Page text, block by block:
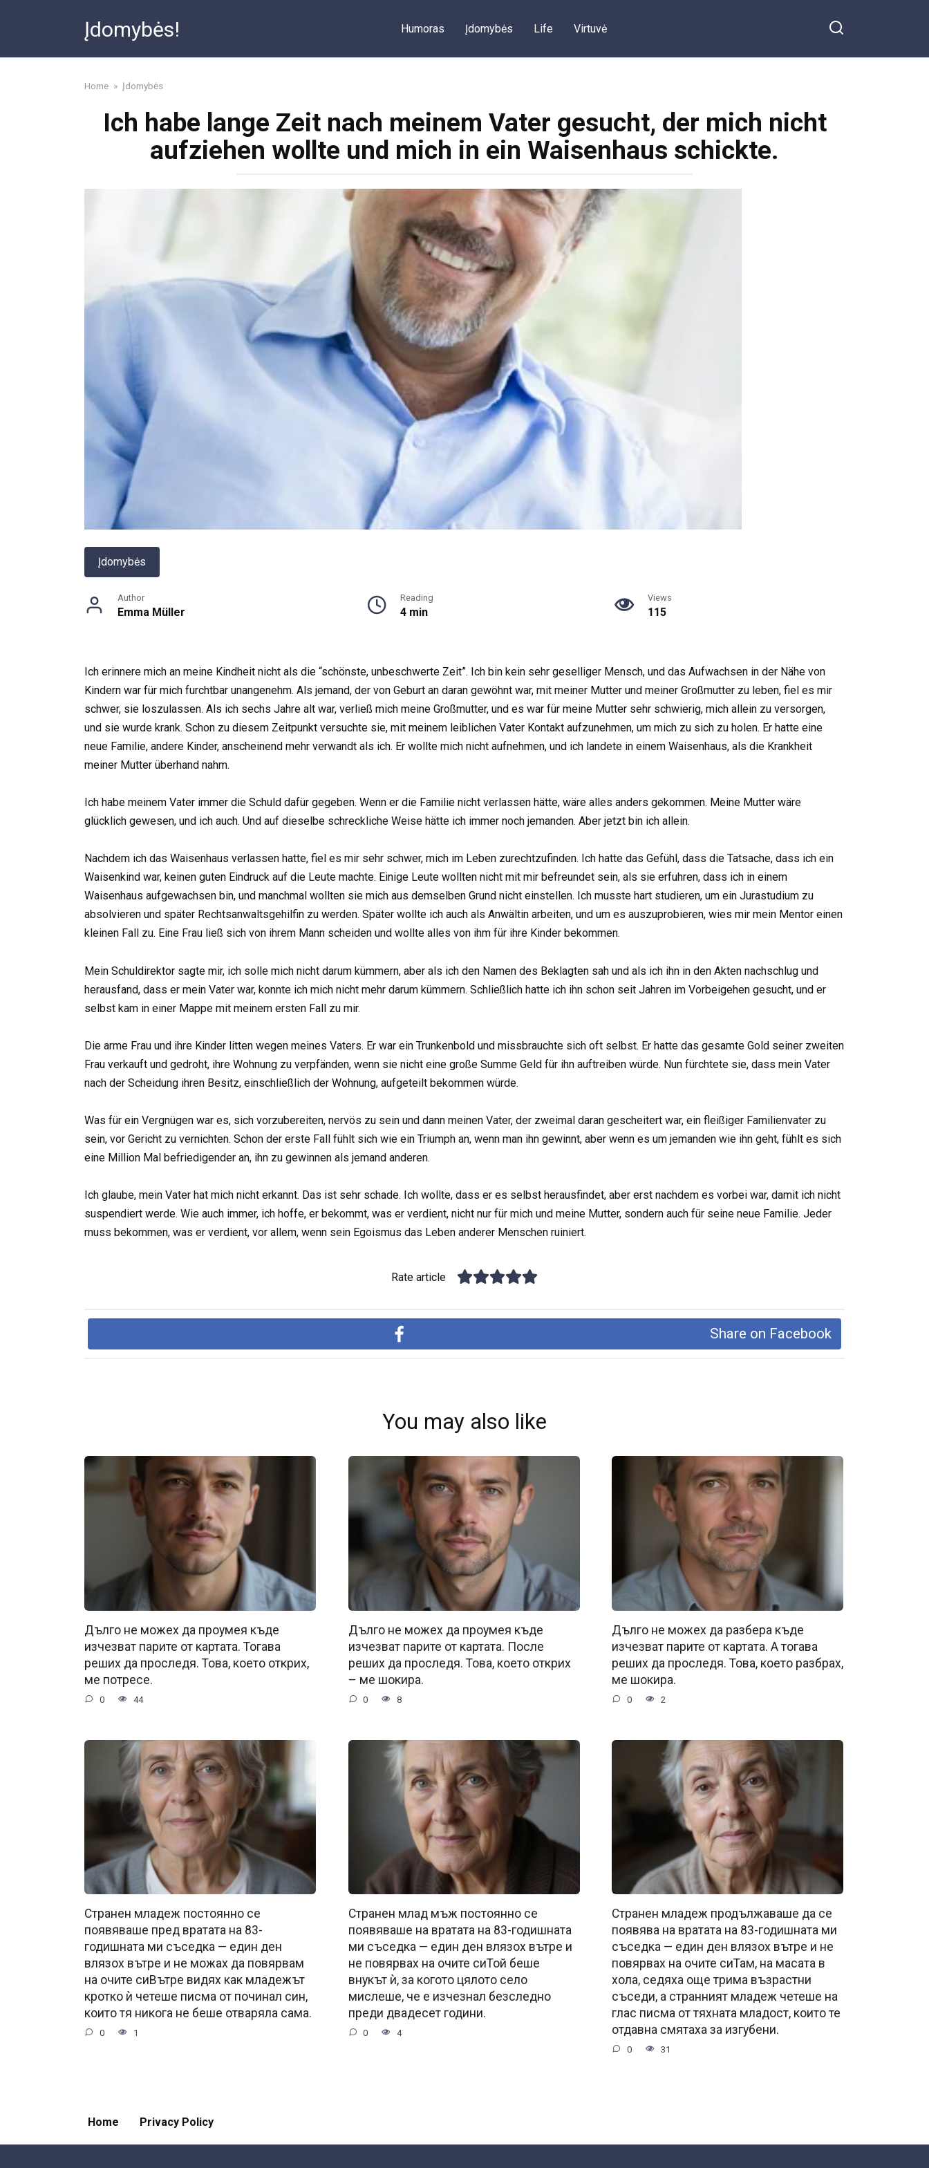
Įdomybės! Humoras Įdomybės Life Virtuvė
Home » Įdomybės
Ich habe lange Zeit nach meinem Vater gesucht, der mich nicht
aufziehen wollte und mich in ein Waisenhaus schickte.
Įdomybės
Author
Emma Müller
Reading
4 min
Views
115
Ich erinnere mich an meine Kindheit nicht als die “schönste, unbeschwerte Zeit”. Ich bin kein sehr geselliger Mensch, und das Aufwachsen in der Nähe von
Kindern war für mich furchtbar unangenehm. Als jemand, der von Geburt an daran gewöhnt war, mit meiner Mutter und meiner Großmutter zu leben, fiel es mir
schwer, sie loszulassen. Als ich sechs Jahre alt war, verließ mich meine Großmutter, und es war für meine Mutter sehr schwierig, mich allein zu versorgen,
und sie wurde krank. Schon zu diesem Zeitpunkt versuchte sie, mit meinem leiblichen Vater Kontakt aufzunehmen, um mich zu sich zu holen. Er hatte eine
neue Familie, andere Kinder, anscheinend mehr verwandt als ich. Er wollte mich nicht aufnehmen, und ich landete in einem Waisenhaus, als die Krankheit
meiner Mutter überhand nahm.
Ich habe meinem Vater immer die Schuld dafür gegeben. Wenn er die Familie nicht verlassen hätte, wäre alles anders gekommen. Meine Mutter wäre
glücklich gewesen, und ich auch. Und auf dieselbe schreckliche Weise hätte ich immer noch jemanden. Aber jetzt bin ich allein.
Nachdem ich das Waisenhaus verlassen hatte, fiel es mir sehr schwer, mich im Leben zurechtzufinden. Ich hatte das Gefühl, dass die Tatsache, dass ich ein
Waisenkind war, keinen guten Eindruck auf die Leute machte. Einige Leute wollten nicht mit mir befreundet sein, als sie erfuhren, dass ich in einem
Waisenhaus aufgewachsen bin, und manchmal wollten sie mich aus demselben Grund nicht einstellen. Ich musste hart studieren, um ein Jurastudium zu
absolvieren und später Rechtsanwaltsgehilfin zu werden. Später wollte ich auch als Anwältin arbeiten, und um es auszuprobieren, wies mir mein Mentor einen
kleinen Fall zu. Eine Frau ließ sich von ihrem Mann scheiden und wollte alles von ihm für ihre Kinder bekommen.
Mein Schuldirektor sagte mir, ich solle mich nicht darum kümmern, aber als ich den Namen des Beklagten sah und als ich ihn in den Akten nachschlug und
herausfand, dass er mein Vater war, konnte ich mich nicht mehr darum kümmern. Schließlich hatte ich ihn schon seit Jahren im Vorbeigehen gesucht, und er
selbst kam in einer Mappe mit meinem ersten Fall zu mir.
Die arme Frau und ihre Kinder litten wegen meines Vaters. Er war ein Trunkenbold und missbrauchte sich oft selbst. Er hatte das gesamte Gold seiner zweiten
Frau verkauft und gedroht, ihre Wohnung zu verpfänden, wenn sie nicht eine große Summe Geld für ihn auftreiben würde. Nun fürchtete sie, dass mein Vater
nach der Scheidung ihren Besitz, einschließlich der Wohnung, aufgeteilt bekommen würde.
Was für ein Vergnügen war es, sich vorzubereiten, nervös zu sein und dann meinen Vater, der zweimal daran gescheitert war, ein fleißiger Familienvater zu
sein, vor Gericht zu vernichten. Schon der erste Fall fühlt sich wie ein Triumph an, wenn man ihn gewinnt, aber wenn es um jemanden wie ihn geht, fühlt es sich
eine Million Mal befriedigender an, ihn zu gewinnen als jemand anderen.
Ich glaube, mein Vater hat mich nicht erkannt. Das ist sehr schade. Ich wollte, dass er es selbst herausfindet, aber erst nachdem es vorbei war, damit ich nicht
suspendiert werde. Wie auch immer, ich hoffe, er bekommt, was er verdient, nicht nur für mich und meine Mutter, sondern auch für seine neue Familie. Jeder
muss bekommen, was er verdient, vor allem, wenn sein Egoismus das Leben anderer Menschen ruiniert.
Rate article
Share on Facebook
You may also like
Дълго не можех да проумея къде
изчезват парите от картата. Тогава
реших да проследя. Това, което открих,
ме потресе.
0 44
Дълго не можех да проумея къде
изчезват парите от картата. После
реших да проследя. Това, което открих
– ме шокира.
0 8
Дълго не можех да разбера къде
изчезват парите от картата. А тогава
реших да проследя. Това, което разбрах,
ме шокира.
0 2
Странен младеж постоянно се
появяваше пред вратата на 83-
годишната ми съседка — един ден
влязох вътре и не можах да повярвам
на очите сиВътре видях как младежът
кротко ѝ четеше писма от починал син,
които тя никога не беше отваряла сама.
0 1
Странен млад мъж постоянно се
появяваше на вратата на 83-годишната
ми съседка — един ден влязох вътре и
не повярвах на очите сиТой беше
внукът ѝ, за когото цялото село
мислеше, че е изчезнал безследно
преди двадесет години.
0 4
Странен младеж продължаваше да се
появява на вратата на 83-годишната ми
съседка — един ден влязох вътре и не
повярвах на очите сиТам, на масата в
хола, седяха още трима възрастни
съседи, а странният младеж четеше на
глас писма от тяхната младост, които те
отдавна смятаха за изгубени.
0 31
Home Privacy Policy